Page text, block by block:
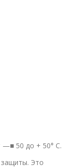
—■ 50 до + 50° С.
защиты. Это